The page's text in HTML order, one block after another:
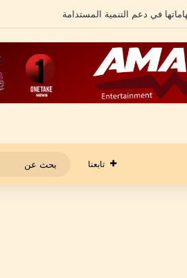
تابعنا